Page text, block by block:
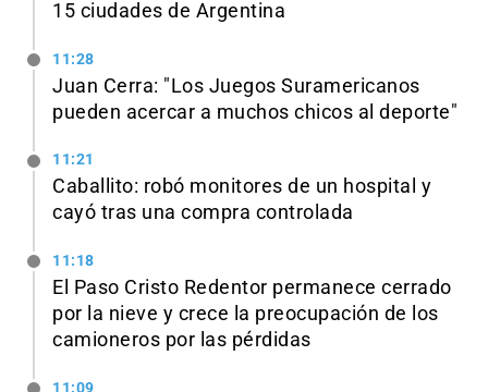
15 ciudades de Argentina
11:28
Juan Cerra: "Los Juegos Suramericanos
pueden acercar a muchos chicos al deporte"
11:21
Caballito: robó monitores de un hospital y
cayó tras una compra controlada
11:18
El Paso Cristo Redentor permanece cerrado
por la nieve y crece la preocupación de los
camioneros por las pérdidas
11:09